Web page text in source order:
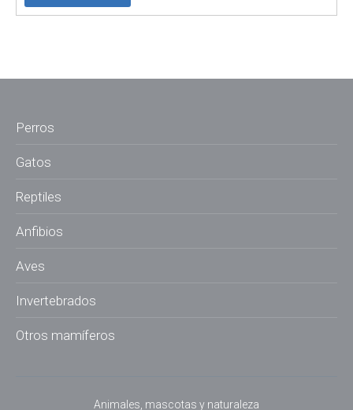
Perros
Gatos
Reptiles
Anfibios
Aves
Invertebrados
Otros mamíferos
Animales, mascotas y naturaleza